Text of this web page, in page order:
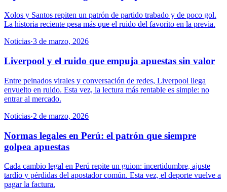
Xolos y Santos repiten un patrón de partido trabado y de poco gol.
La historia reciente pesa más que el ruido del favorito en la previa.
Noticias·3 de marzo, 2026
Liverpool y el ruido que empuja apuestas sin valor
Entre peinados virales y conversación de redes, Liverpool llega
envuelto en ruido. Esta vez, la lectura más rentable es simple: no
entrar al mercado.
Noticias·2 de marzo, 2026
Normas legales en Perú: el patrón que siempre
golpea apuestas
Cada cambio legal en Perú repite un guion: incertidumbre, ajuste
tardío y pérdidas del apostador común. Esta vez, el deporte vuelve a
pagar la factura.